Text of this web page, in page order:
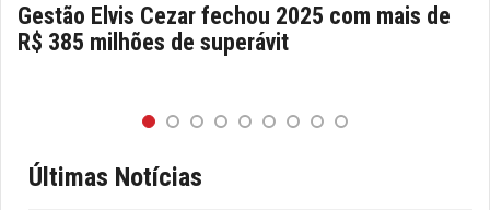
Gestão Elvis Cezar fechou 2025 com mais de
R$ 385 milhões de superávit
Últimas Notícias